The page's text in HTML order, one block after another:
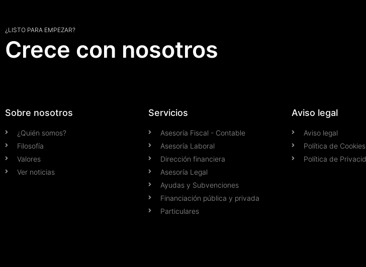
¿LISTO PARA EMPEZAR?
Crece con nosotros
Sobre nosotros
¿Quién somos?
Filosofía
Valores
Ver noticias
Servicios
Asesoría Fiscal - Contable
Asesoría Laboral
Dirección financiera
Asesoría Legal
Ayudas y Subvenciones
Financiación pública y privada
Particulares
Aviso legal
Aviso legal
Política de Cookies
Política de